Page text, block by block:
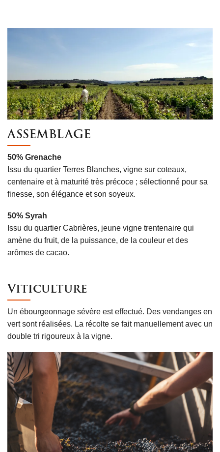
ASSEMBLAGE
50% Grenache
Issu du quartier Terres Blanches, vigne sur coteaux,
centenaire et à maturité très précoce ; sélectionné́ pour sa
finesse, son élégance et son soyeux.
50% Syrah
Issu du quartier Cabrières, jeune vigne trentenaire qui
amène du fruit, de la puissance, de la couleur et des
arômes de cacao.
Viticulture
Un ébourgeonnage sévère est effectué. Des vendanges en
vert sont réalisées. La récolte se fait manuellement avec un
double tri rigoureux à la vigne.